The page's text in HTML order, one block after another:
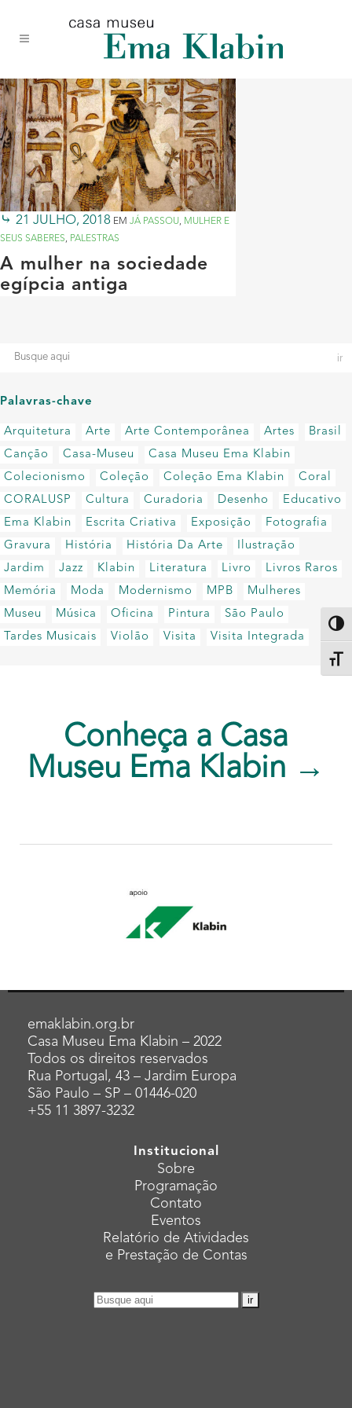
conteúdo
navegação
site
21 JULHO, 2018 EM JÁ PASSOU, MULHER E
SEUS SABERES, PALESTRAS
A mulher na sociedade
egípcia antiga
Palavras-chave
Arquitetura Arte Arte Contemporânea Artes
Brasil
Canção
Casa-Museu
Casa Museu Ema Klabin
Colecionismo
Coleção Coleção Ema Klabin
Coral
CORALUSP
Cultura Curadoria Desenho
Educativo
Ema Klabin
Escrita Criativa Exposição
Fotografia
Gravura
História História Da Arte
Ilustração
Jardim
Jazz Klabin Literatura Livro
Livros Raros
Memória
Moda Modernismo MPB
Mulheres
Museu
Música Oficina Pintura
São Paulo
Tardes Musicais
Violão Visita Visita Integrada
Conheça a Casa
Museu Ema Klabin →
emaklabin.org.br
Casa Museu Ema Klabin – 2022
Todos os direitos reservados
Rua Portugal, 43 – Jardim Europa
São Paulo – SP – 01446-020
+55 11 3897-3232
Institucional
Sobre
Programação
Contato
Eventos
Relatório de Atividades
e Prestação de Contas